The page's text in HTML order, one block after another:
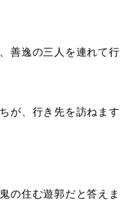
善逸の三人を連れて行
が、行き先を訪ねます
の住む遊郭だと答えま